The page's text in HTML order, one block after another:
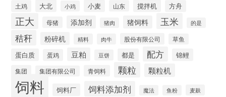
土鸡 大北 小鸡 小麦 山东 搅拌机 方舟
正大 母猪 添加剂 猪肉 猪饲料 玉米 的是
秸秆 粉碎机 精料 肉牛 股份有限公司 草鱼
蛋白质 蛋鸡 豆粕 豆饼 都是 配方 锦鲤
集团 集团有限公司 青饲料 颗粒 颗粒机
饲料 饲料厂 饲料添加剂 魔法 鱼粉 麦麸